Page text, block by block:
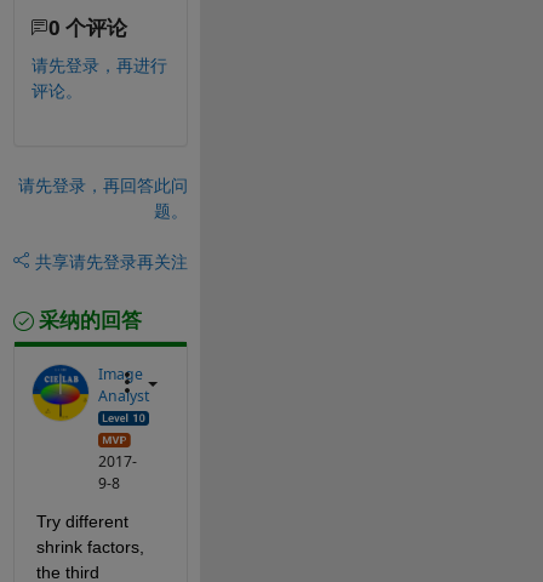
0 个评论
请先登录，再进行
评论。
请先登录，再回答此问
题。
共享请先登录再关注
采纳的回答
Image
Analyst
2017-
9-8
Try different
shrink factors,
the third